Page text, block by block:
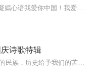
诗歌特辑